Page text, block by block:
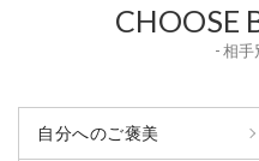
CHOOSE
- 相手
自分へのご褒美